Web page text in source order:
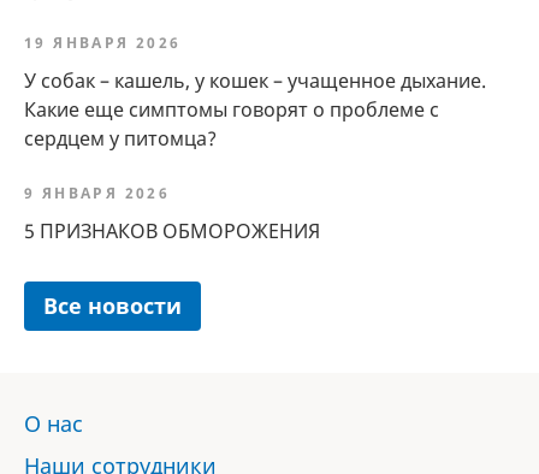
19 ЯНВАРЯ 2026
У собак – кашель, у кошек – учащенное дыхание.
Какие еще симптомы говорят о проблеме с
сердцем у питомца?
9 ЯНВАРЯ 2026
5 ПРИЗНАКОВ ОБМОРОЖЕНИЯ
Все новости
О нас
Наши сотрудники